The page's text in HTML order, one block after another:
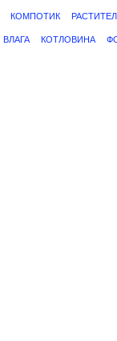
КОМПОТИК
ВЛАГА КОТЛОВИНА